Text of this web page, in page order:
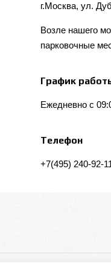
г.Москва, ул.
Возле нашего
парковочные
График
Ежедневно с
Телефон
+7(495) 240-92-